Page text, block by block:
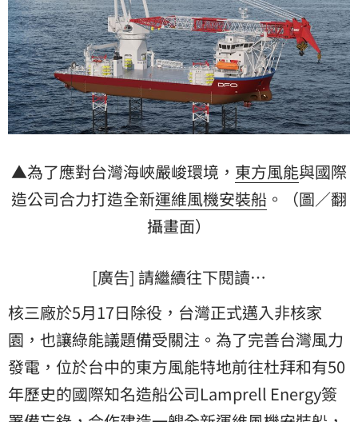
▲為了應對台灣海峽嚴峻環境， 東方風能與國際
造公司合力打造全新運維風機安裝船 。（圖／翻
攝畫面）
[廣告] 請繼續往下閱讀…
核三廠於5月17日除役，台灣正式邁入非核家
園，也讓綠能議題備受關注。為了完善台灣風力
發電 ，位於台中的東方風能特地前往杜拜和有50
年歷史的國際知名造船公司Lamprell Energy簽